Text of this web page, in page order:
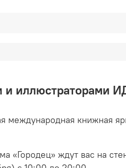
и иллюстраторами
международная книжная
«Городец» ждут вас на